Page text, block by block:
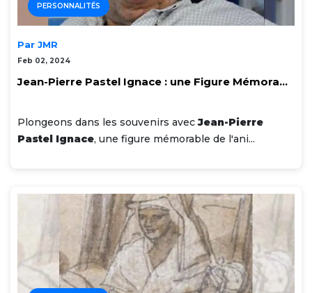
PERSONNALITÉS
Par JMR
Feb 02, 2024
Jean-Pierre Pastel Ignace : une Figure Mémora...
Plongeons dans les souvenirs avecJean-Pierre
Pastel Ignace, une figure mémorable de l'ani...